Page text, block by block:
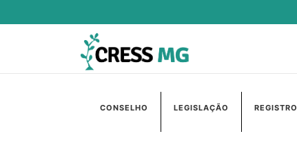
CONSELHO LEGISLAÇÃO REGISTRO